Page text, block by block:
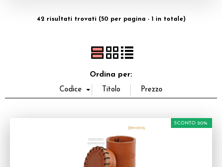
42 risultati trovati (50 per pagina - 1 in totale)
Ordina per:
SCONTO 20%